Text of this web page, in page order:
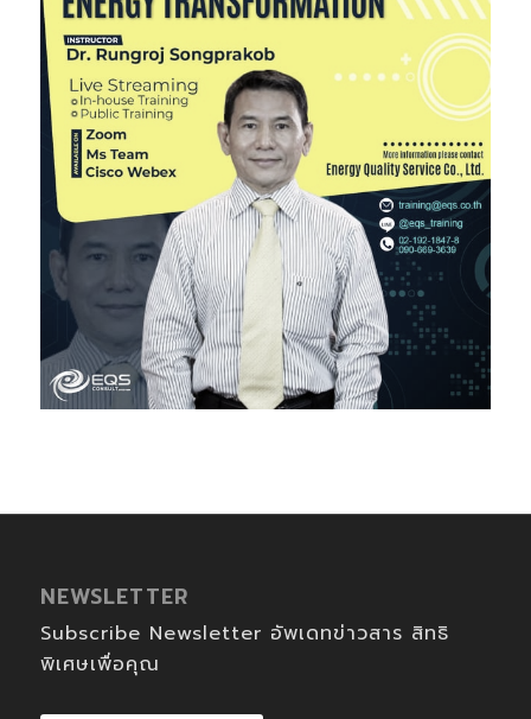
NEWSLETTER
Subscribe Newsletter อัพเดทข่าวสาร สิทธิ
พิเศษเพื่อคุณ